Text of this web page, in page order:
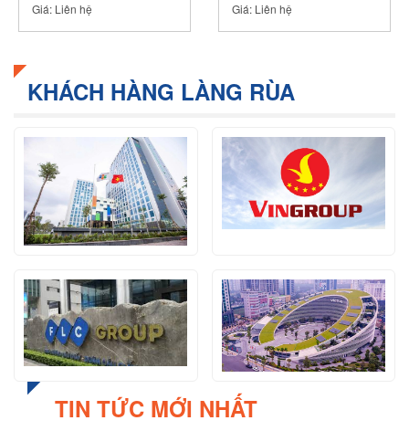
Giá: Liên hệ Giá: Liên hệ
KHÁCH HÀNG LÀNG RÙA
TIN TỨC MỚI NHẤT